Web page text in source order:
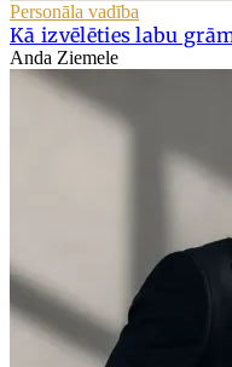
Personāla vadība
Kā izvēlēties labu
Anda Ziemele